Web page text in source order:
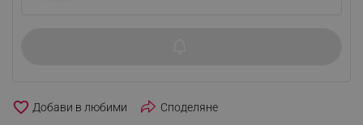
favorite_border Споделяне